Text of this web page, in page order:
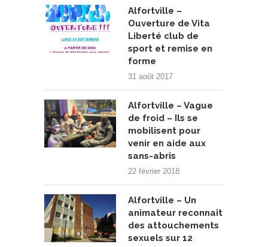
Alfortville –
Ouverture de Vita
Liberté club de
sport et remise en
forme
31 août 2017
Alfortville – Vague
de froid – Ils se
mobilisent pour
venir en aide aux
sans-abris
22 février 2018
Alfortville – Un
animateur reconnait
des attouchements
sexuels sur 12